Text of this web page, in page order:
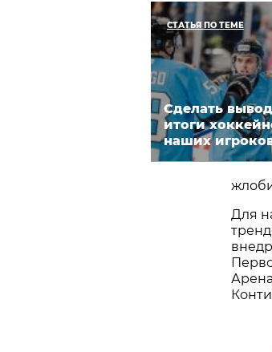
СТАТЬЯ ПО ТЕМЕ
Сделать
итоги
наших
Для